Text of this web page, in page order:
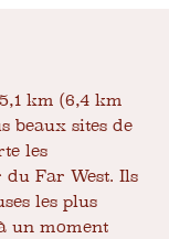
km (6,4 km
beaux sites de
les
Far West. Ils
les plus
un moment